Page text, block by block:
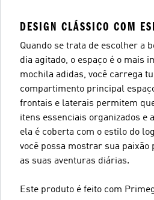
DESIGN CLÁSSICO COM
Quando se trata de escolher a
dia agitado, o espaço é o mais
mochila adidas, você carrega
compartimento principal
frontais e laterais permitem
itens essenciais organizados e
ela é coberta com o estilo do
você possa mostrar sua paixão
as suas aventuras diárias.
Este produto é feito com